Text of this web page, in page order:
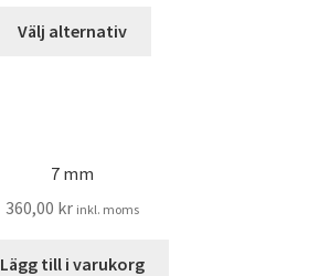
Välj alternativ
7 mm
360,00 kr inkl. moms
Lägg till i varukorg